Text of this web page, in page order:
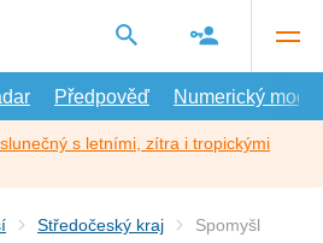
Předpověď Numerický model
s letními, zítra i tropickými
Středočeský kraj Spomyšl